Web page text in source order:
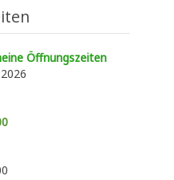
Öffnungszeiten